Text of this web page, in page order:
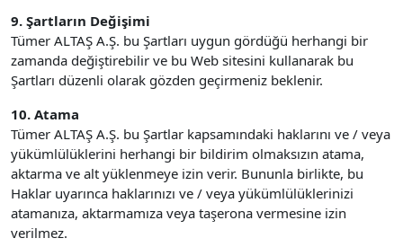
9. Şartların Değişimi
Tümer ALTAŞ A.Ş. bu Şartları uygun gördüğü herhangi bir
zamanda değiştirebilir ve bu Web sitesini kullanarak bu
Şartları düzenli olarak gözden geçirmeniz beklenir.
10. Atama
Tümer ALTAŞ A.Ş. bu Şartlar kapsamındaki haklarını ve / veya
yükümlülüklerini herhangi bir bildirim olmaksızın atama,
aktarma ve alt yüklenmeye izin verir. Bununla birlikte, bu
Haklar uyarınca haklarınızı ve / veya yükümlülüklerinizi
atamanıza, aktarmamıza veya taşerona vermesine izin
verilmez.